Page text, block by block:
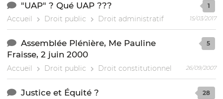
"UAP" ? Qué UAP ???
Accueil Droit public Droit administratif
1
15/03/2017
Assemblée Plénière, Me Pauline
Fraisse, 2 juin 2000
Accueil Droit public Droit constitutionnel
5
26/09/2007
Justice et Équité ? 28